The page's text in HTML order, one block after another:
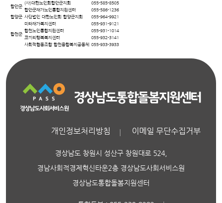
함안군
(사)대한노인회함안군지회
055-585-8505
함안군재가노인통합지원센터
055-586-1236
함양군 사단법인 대한노인회 함양군지회 055-964-9921
합천군
미타재가복지센터
055-931-9121
합천노인통합지원센터
055-931-1014
코끼리행복복지센터
055-932-3141
사회적협동조합 합천종합복지공동체 055-933-3933
개인정보처리방침 이메일 무단수집거부
경상남도 창원시 성산구 창원대로 524,
경남사회적경제혁신타운2층 경상남도사회서비스원
경상남도통합돌봄지원센터